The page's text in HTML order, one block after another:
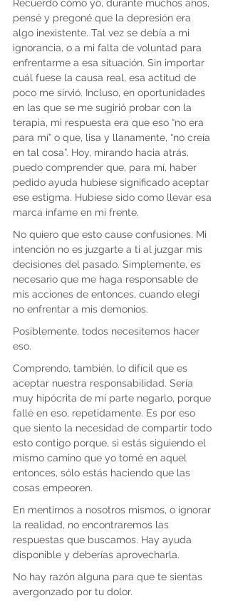
Recuerdo cómo yo, durante muchos años,
pensé y pregoné que la depresión era
algo inexistente. Tal vez se debía a mi
ignorancia, o a mi falta de voluntad para
enfrentarme a esa situación. Sin importar
cuál fuese la causa real, esa actitud de
poco me sirvió. Incluso, en oportunidades
en las que se me sugirió probar con la
terapia, mi respuesta era que eso “no era
para mí” o que, lisa y llanamente, “no creía
en tal cosa”. Hoy, mirando hacia atrás,
puedo comprender que, para mí, haber
pedido ayuda hubiese significado aceptar
ese estigma. Hubiese sido como llevar esa
marca infame en mi frente.
No quiero que esto cause confusiones. Mi
intención no es juzgarte a ti al juzgar mis
decisiones del pasado. Simplemente, es
necesario que me haga responsable de
mis acciones de entonces, cuando elegí
no enfrentar a mis demonios.
Posiblemente, todos necesitemos hacer
eso.
Comprendo, también, lo difícil que es
aceptar nuestra responsabilidad. Sería
muy hipócrita de mi parte negarlo, porque
fallé en eso, repetidamente. Es por eso
que siento la necesidad de compartir todo
esto contigo porque, si estás siguiendo el
mismo camino que yo tomé en aquel
entonces, sólo estás haciendo que las
cosas empeoren.
En mentirnos a nosotros mismos, o ignorar
la realidad, no encontraremos las
respuestas que buscamos. Hay ayuda
disponible y deberías aprovecharla.
No hay razón alguna para que te sientas
avergonzado por tu dolor.